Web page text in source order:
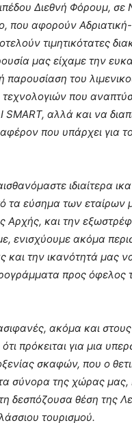
Διεθνή Φόρουμ, σε
που αφορούν Αδριατική-
τιμητικότατες
μας είχαμε την
παρουσίαση του
που
SMART, αλλά και να
που υπάρχει για
ιδιαίτερα
τα εύσημα των εταίρων
Αρχής, και την
ενισχύουμε ακόμα
και την ικανότητά μας
προς όφελος
ακόμα και στους
πρόκειται για μια
σκαφών, που ο
σύνορα της χώρας μας,
δεσπόζουσα θέση της
τουρισμού.